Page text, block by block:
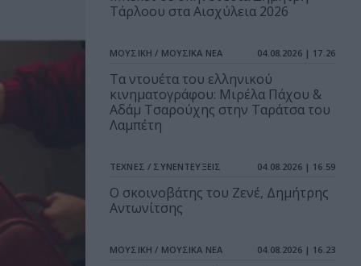
Τάρλοου στα Αισχύλεια 2026
ΜΟΥΣΙΚΗ / ΜΟΥΣΙΚΑ ΝΕΑ 04.08.2026 | 17.26
Τα ντουέτα του ελληνικού
κινηματογράφου: Μιρέλα Πάχου &
Αδάμ Τσαρούχης στην Ταράτσα του
Λαμπέτη
ΤΕΧΝΕΣ / ΣΥΝΕΝΤΕΥΞΕΙΣ 04.08.2026 | 16.59
Ο σκοινοβάτης του Ζενέ, Δημήτρης
Αντωνίτσης
ΜΟΥΣΙΚΗ / ΜΟΥΣΙΚΑ ΝΕΑ 04.08.2026 | 16.23